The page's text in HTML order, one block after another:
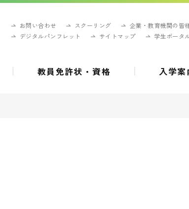
お問い合わせ スクーリング
企業・教育機関の皆
デジタルパンフレット
サイトマップ 学生ポータ
教員免許状・資格 入学案